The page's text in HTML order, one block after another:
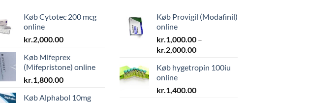
Køb Cytotec 200 mcg
online
kr.2,000.00
Køb Mifeprex
(Mifepristone) online
kr.1,800.00
Køb Alphabol 10mg
Køb Provigil (Modafinil)
online
kr.1,000.00 –
kr.2,000.00Prisinterval:
til
Køb hygetropin 100iu
online
kr.1,400.00